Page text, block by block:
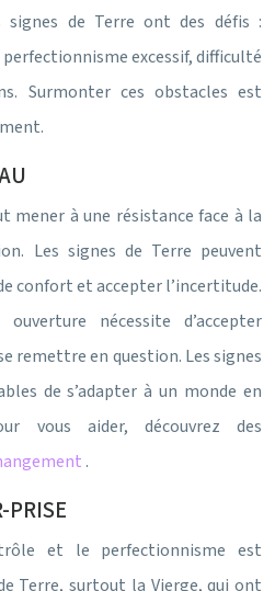
signes de Terre ont des défis :
excessif, difficulté
Surmonter ces obstacles est
mener à une résistance face à la
Les signes de Terre peuvent
confort et accepter l’incertitude.
nécessite d’accepter
remettre en question. Les signes
de s’adapter à un monde en
vous aider, découvrez des
.
PRISE
et le perfectionnisme est
Terre, surtout la Vierge, qui ont